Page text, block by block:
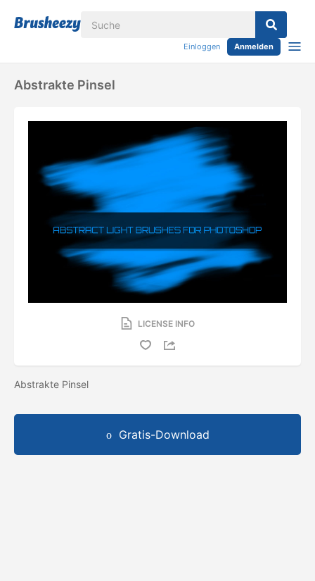
Einloggen Anmelden
Abstrakte Pinsel
LICENSE INFO
Abstrakte Pinsel
Gratis-Download